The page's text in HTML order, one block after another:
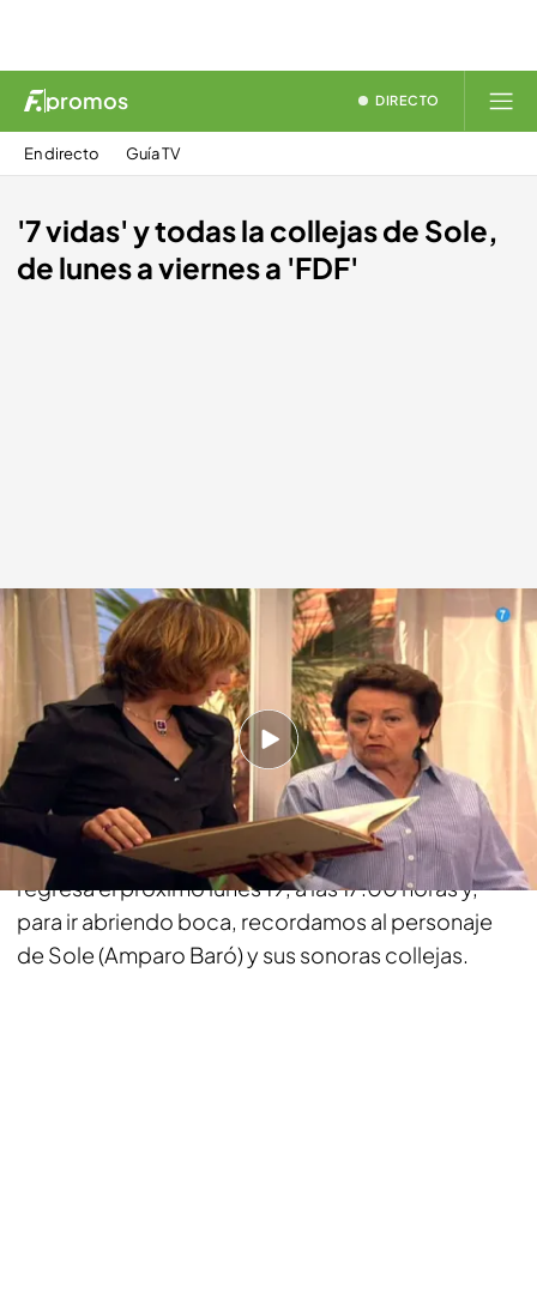
promos DIRECTO
En directo Guía TV
'7 vidas' y todas la collejas de Sole,
de lunes a viernes a 'FDF'
13 FEB 2018 - 20:25h.
Compartir
'7 vidas' vuelve a la televisión para llenar las tardes
de FDF de risas y diversión. La mítica sitcom
regresa el próximo lunes 19, a las 17:00 horas y,
para ir abriendo boca, recordamos al personaje
de Sole (Amparo Baró) y sus sonoras collejas.